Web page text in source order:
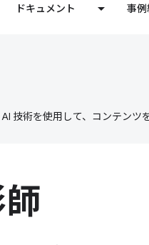
ドキュメント 事
技術を使用して、コンテンツ